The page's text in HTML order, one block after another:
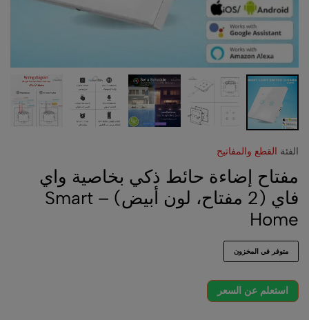
الفئة القطع والمفاتيح
مفتاح إضاءة حائط ذكي بخاصية واي
فاي (2 مفتاح، لون أبيض) – Smart
Home
متوفر في المخزون
استعلم عن السعر